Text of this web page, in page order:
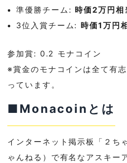
準優勝チーム: 時価2万円相
3位入賞チーム: 時価1万円
参加賞: 0.2 モナコイン
※賞金のモナコインは全て有
っています。
■Monacoinとは
インターネット掲示板「２ち
ゃんねる） で有名なアスキー